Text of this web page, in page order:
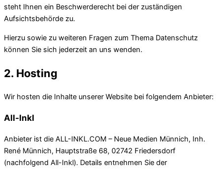
steht Ihnen ein Beschwerderecht bei der zuständigen
Aufsichtsbehörde zu.
Hierzu sowie zu weiteren Fragen zum Thema Datenschutz
können Sie sich jederzeit an uns wenden.
2. Hosting
Wir hosten die Inhalte unserer Website bei folgendem Anbieter:
All-Inkl
Anbieter ist die ALL-INKL.COM – Neue Medien Münnich, Inh.
René Münnich, Hauptstraße 68, 02742 Friedersdorf
(nachfolgend All-Inkl). Details entnehmen Sie der